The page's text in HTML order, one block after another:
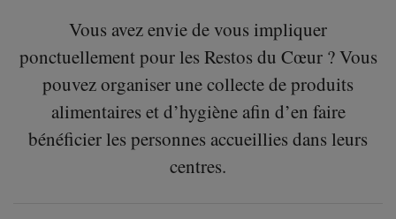
Vous avez envie de vous impliquer
ponctuellement pour les Restos du Cœur ? Vous
pouvez organiser une collecte de produits
alimentaires et d’hygiène afin d’en faire
bénéficier les personnes accueillies dans leurs
centres.